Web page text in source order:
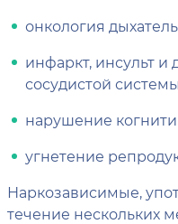
онкология
инфаркт, инсульт и
сосудистой
нарушение
угнетение
Наркозависимые,
течение нескольких